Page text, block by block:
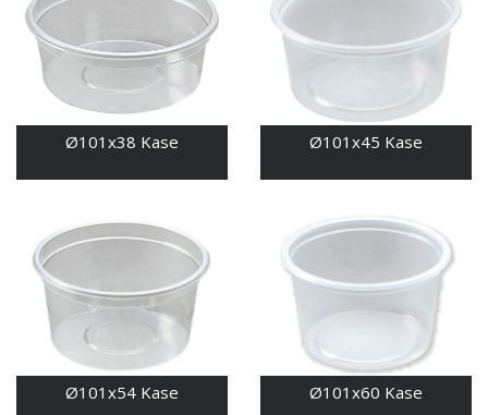
Ø101x38 Kase Ø101x45 Kase
Ø101x54 Kase Ø101x60 Kase